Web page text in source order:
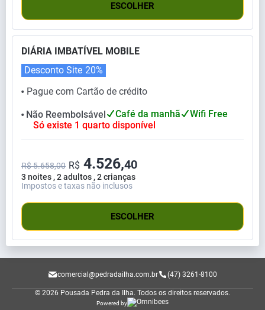
ESCOLHER
DIÁRIA IMBATÍVEL MOBILE
⬤ Pague com Cartão de crédito
Desconto Site 20%
⬤ Não Reembolsável Café da manhã
Wifi Free
Só existe 1 quarto disponível
3 noites , 2 adultos , 2 crianças
R$ 5.658,00 R$ 4.526,40
Impostos e taxas não inclusos
ESCOLHER
comercial@pedradailha.com.br (47) 3261-8100
© 2026 Pousada Pedra da Ilha. Todos os direitos reservados.
Powered by